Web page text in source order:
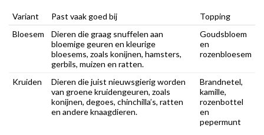
Variant Past vaak goed bij
Topping
Bloesem
Dieren die graag snuffelen aan
bloemige geuren en kleurige
bloesems, zoals konijnen, hamsters,
gerbils, muizen en ratten.
Goudsbloem
en
rozenbloesem
Kruiden
Dieren die juist nieuwsgierig worden
van groene kruidengeuren, zoals
konijnen, degoes, chinchilla’s, ratten
en andere knaagdieren.
Brandnetel,
kamille,
rozenbottel
en
pepermunt